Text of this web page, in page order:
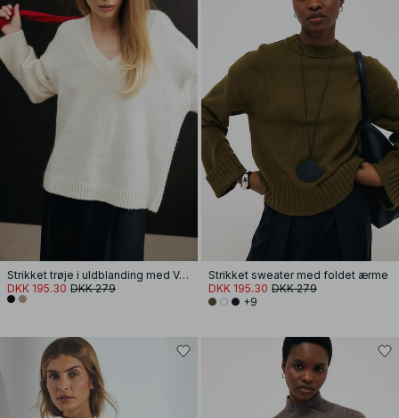
Strikket trøje i uldblanding med V-udskæring
DKK 195.30 DKK 279
Strikket sweater med foldet ærme
DKK 195.30 DKK 279
+9